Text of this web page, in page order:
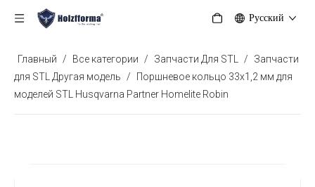
Pусский
Главный / Все категории / Запчасти Для STL /
Запчасти
для STL Другая модель
/
Поршневое кольцо 33x1,2 мм для
моделей STL Husqvarna Partner Homelite Robin